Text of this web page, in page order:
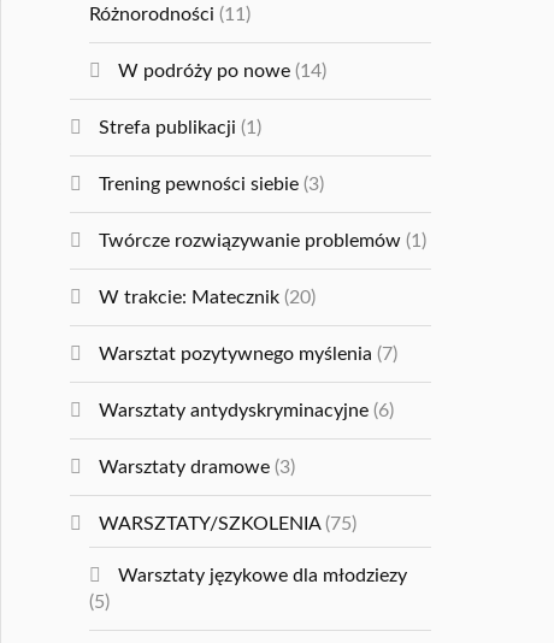
Różnorodności (11)
W podróży po nowe (14)
Strefa publikacji (1)
Trening pewności siebie (3)
Twórcze rozwiązywanie problemów (1)
W trakcie: Matecznik (20)
Warsztat pozytywnego myślenia (7)
Warsztaty antydyskryminacyjne (6)
Warsztaty dramowe (3)
WARSZTATY/SZKOLENIA(75)
Warsztaty językowe dla młodziezy
(5)